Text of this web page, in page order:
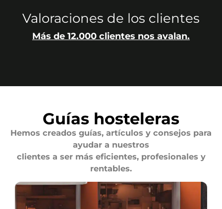
Valoraciones de los clientes
Más de 12.000 clientes nos avalan.
Guías hosteleras
Hemos creados guías, artículos y consejos para
ayudar a nuestros
clientes a ser más eficientes, profesionales y
rentables.